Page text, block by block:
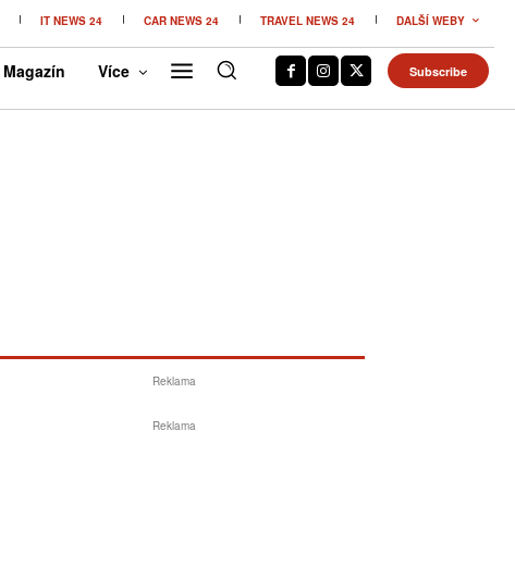
IT NEWS 24 CAR NEWS 24 TRAVEL NEWS 24 DALŠÍ WEBY
Magazín Více Subscribe
Reklama
Reklama